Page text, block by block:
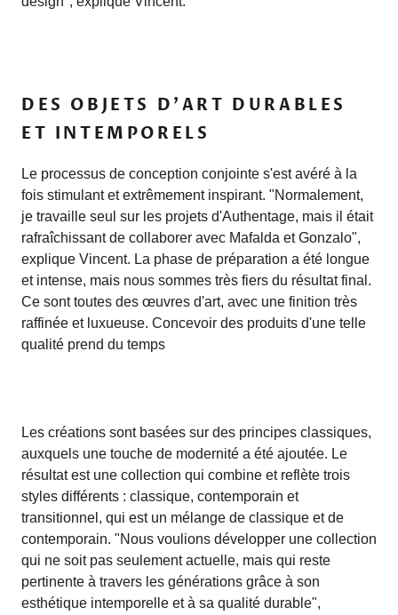
DES OBJETS D'ART DURABLES
ET INTEMPORELS
Le processus de conception conjointe s'est avéré à la
fois stimulant et extrêmement inspirant. "Normalement,
je travaille seul sur les projets d'Authentage, mais il était
rafraîchissant de collaborer avec Mafalda et Gonzalo",
explique Vincent. La phase de préparation a été longue
et intense, mais nous sommes très fiers du résultat final.
Ce sont toutes des œuvres d'art, avec une finition très
raffinée et luxueuse. Concevoir des produits d'une telle
qualité prend du temps
Les créations sont basées sur des principes classiques,
auxquels une touche de modernité a été ajoutée. Le
résultat est une collection qui combine et reflète trois
styles différents : classique, contemporain et
transitionnel, qui est un mélange de classique et de
contemporain. "Nous voulions développer une collection
qui ne soit pas seulement actuelle, mais qui reste
pertinente à travers les générations grâce à son
esthétique intemporelle et à sa qualité durable",